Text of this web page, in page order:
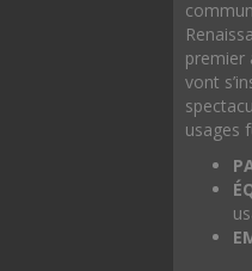
premier
vont
usages